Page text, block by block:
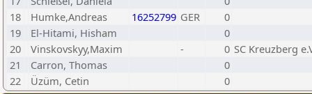
18
Humke,Andreas 16252799 GER
0
19
El-Hitami, Hisham
0
20
Vinskovskyy,Maxim - 0 SC Kreuzberg
21
Carron, Thomas
0
22
Üzüm, Cetin 0